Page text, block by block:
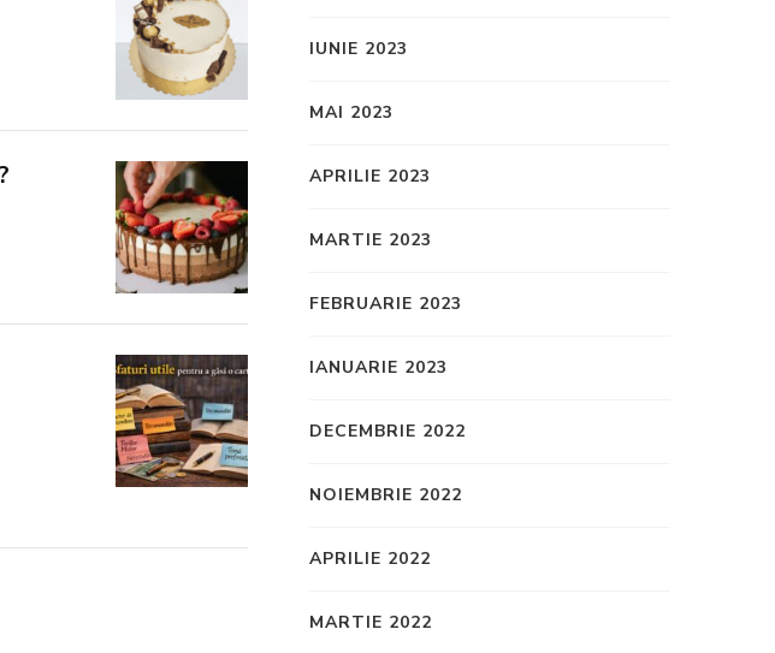
IUNIE 2023
MAI 2023
APRILIE 2023
MARTIE 2023
FEBRUARIE 2023
IANUARIE 2023
DECEMBRIE 2022
NOIEMBRIE 2022
APRILIE 2022
MARTIE 2022